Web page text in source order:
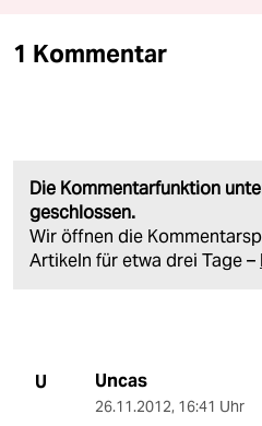
1 Kommentar
Die Kommentarfunktion
geschlossen.
Wir öffnen die
Artikeln für etwa drei Tage –
U Uncas
26.11.2012, 16:41 Uhr